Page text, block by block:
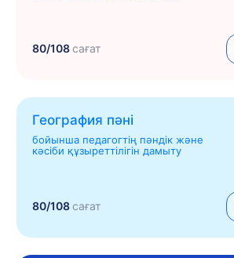
80/108сағат
География пәні
бойынша педагогтің пәндік және
кәсіби құзыреттілігін дамыту
80/108сағат